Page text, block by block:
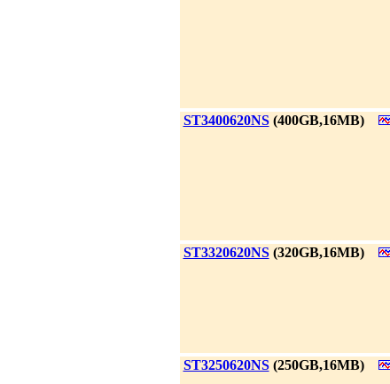
ST3400620NS(400GB,16MB)
ST3320620NS(320GB,16MB)
ST3250620NS(250GB,16MB)